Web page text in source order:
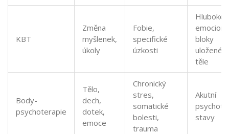
KBT
Změna
myšlenek,
úkoly
Fobie,
specifické
úzkosti
Hluboké
bloky
uložené v
těle
Body-
psychoterapie
Tělo,
dech,
dotek,
emoce
Chronický
stres,
somatické
bolesti,
trauma
Akutní
stavy